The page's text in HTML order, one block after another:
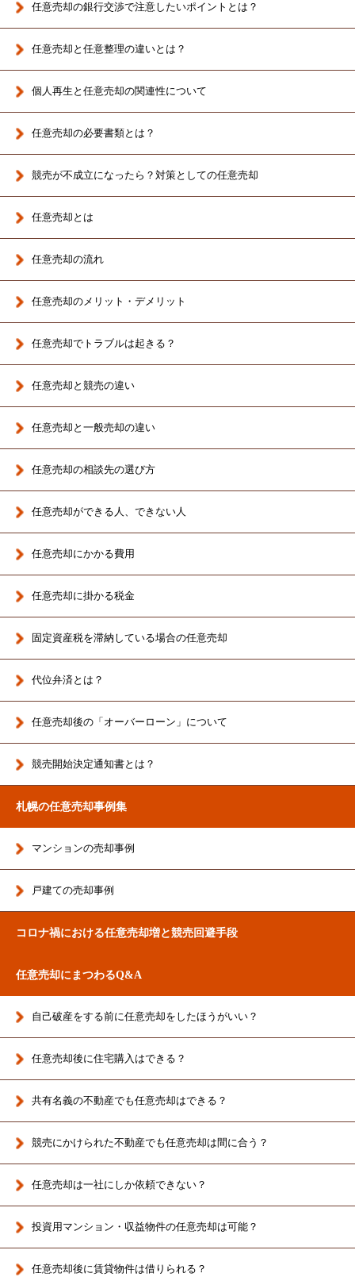
任意売却の銀行交渉で注意したいポイントとは？
任意売却と任意整理の違いとは？
個人再生と任意売却の関連性について
任意売却の必要書類とは？
競売が不成立になったら？対策としての任意売却
任意売却とは
任意売却の流れ
任意売却のメリット・デメリット
任意売却でトラブルは起きる？
任意売却と競売の違い
任意売却と一般売却の違い
任意売却の相談先の選び方
任意売却ができる人、できない人
任意売却にかかる費用
任意売却に掛かる税金
固定資産税を滞納している場合の任意売却
代位弁済とは？
任意売却後の「オーバーローン」について
競売開始決定通知書とは？
札幌の任意売却事例集
マンションの売却事例
戸建ての売却事例
コロナ禍における任意売却増と競売回避手段
任意売却にまつわるQ&A
自己破産をする前に任意売却をしたほうがいい？
任意売却後に住宅購入はできる？
共有名義の不動産でも任意売却はできる？
競売にかけられた不動産でも任意売却は間に合う？
任意売却は一社にしか依頼できない？
投資用マンション・収益物件の任意売却は可能？
任意売却後に賃貸物件は借りられる？